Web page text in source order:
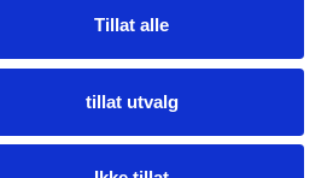
Tillat alle
tillat utvalg
din krever
klare til å hjelpe deg.
TIL EN LØSNING